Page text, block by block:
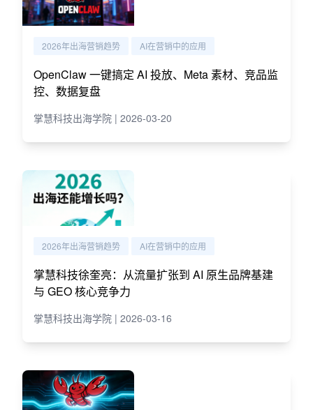
2026年出海营销趋势 AI在营销中的应用
OpenClaw 一键搞定 AI 投放、Meta 素材、竞品监
控、数据复盘
掌慧科技出海学院 | 2026-03-20
2026年出海营销趋势 AI在营销中的应用
掌慧科技徐奎亮：从流量扩张到 AI 原生品牌基建
与 GEO 核心竞争力
掌慧科技出海学院 | 2026-03-16